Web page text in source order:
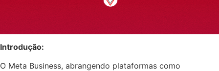
Introdução:
O Meta Business, abrangendo plataformas como